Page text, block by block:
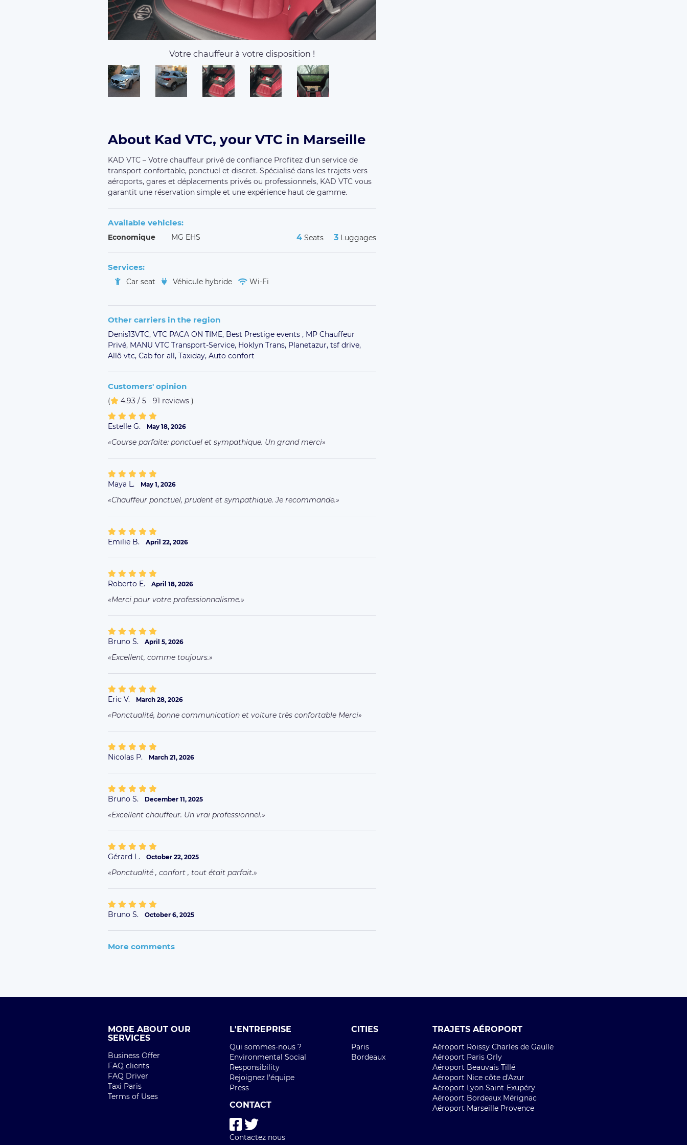
Votre chauffeur à votre disposition !
About Kad VTC, your VTC in Marseille
KAD VTC – Votre chauffeur privé de confiance Profitez d’un service de
transport confortable, ponctuel et discret. Spécialisé dans les trajets vers
aéroports, gares et déplacements privés ou professionnels, KAD VTC vous
garantit une réservation simple et une expérience haut de gamme.
Available vehicles:
Economique MG EHS 4 Seats 3 Luggages
Services:
Car seat Véhicule hybride Wi-Fi
Other carriers in the region
Denis13VTC, VTC PACA ON TIME, Best Prestige events , MP Chauffeur
Privé, MANU VTC Transport-Service, Hoklyn Trans, Planetazur, tsf drive,
Allô vtc, Cab for all, Taxiday, Auto confort
Customers' opinion
( 4.93 / 5 - 91 reviews )
Estelle G. May 18, 2026
Course parfaite: ponctuel et sympathique. Un grand merci
Maya L. May 1, 2026
Chauffeur ponctuel, prudent et sympathique. Je recommande.
Emilie B. April 22, 2026
Roberto E. April 18, 2026
Merci pour votre professionnalisme.
Bruno S. April 5, 2026
Excellent, comme toujours.
Eric V. March 28, 2026
Ponctualité, bonne communication et voiture très confortable Merci
Nicolas P. March 21, 2026
Bruno S. December 11, 2025
Excellent chauffeur. Un vrai professionnel.
Gérard L. October 22, 2025
Ponctualité , confort , tout était parfait.
Bruno S. October 6, 2025
More comments
MORE ABOUT OUR
SERVICES
Business Offer
FAQ clients
FAQ Driver
Taxi Paris
Terms of Uses
L'ENTREPRISE
Qui sommes-nous ?
Environmental Social
Responsibility
Rejoignez l'équipe
Press
CONTACT
Contactez nous
CITIES
Paris
Bordeaux
TRAJETS AÉROPORT
Aéroport Roissy Charles de Gaulle
Aéroport Paris Orly
Aéroport Beauvais Tillé
Aéroport Nice côte d'Azur
Aéroport Lyon Saint-Exupéry
Aéroport Bordeaux Mérignac
Aéroport Marseille Provence